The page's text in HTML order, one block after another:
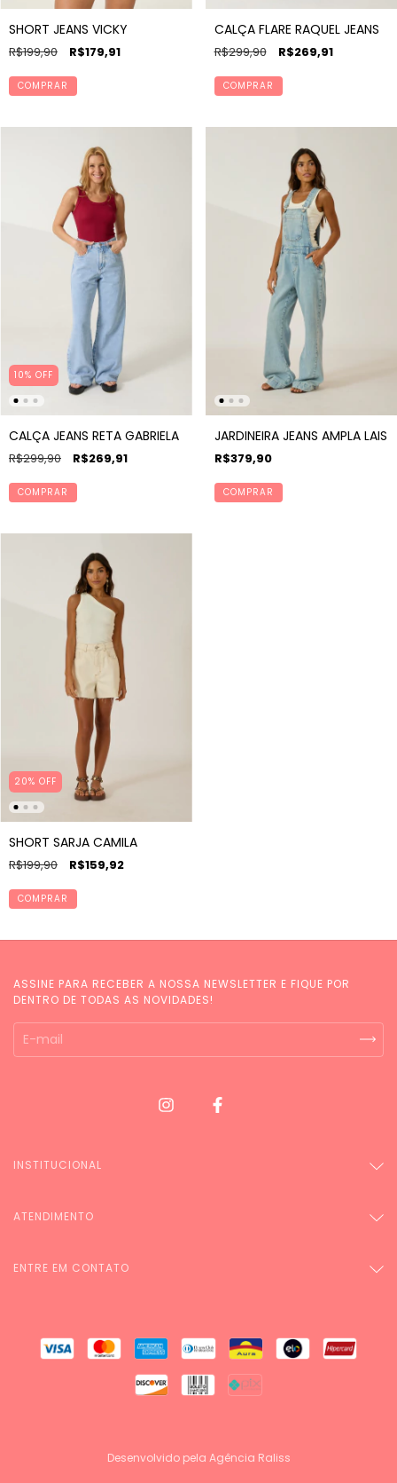
SHORT JEANS VICKY
R$199,90 R$179,91
COMPRAR
CALÇA FLARE RAQUEL JEANS
R$299,90 R$269,91
COMPRAR
10% OFF
CALÇA JEANS RETA GABRIELA
R$299,90 R$269,91
COMPRAR
JARDINEIRA JEANS AMPLA LAIS
R$379,90
COMPRAR
20% OFF
SHORT SARJA CAMILA
R$199,90 R$159,92
COMPRAR
ASSINE PARA RECEBER A NOSSA NEWSLETTER E FIQUE POR
DENTRO DE TODAS AS NOVIDADES!
INSTITUCIONAL
ATENDIMENTO
ENTRE EM CONTATO
Desenvolvido pela Agência Raliss